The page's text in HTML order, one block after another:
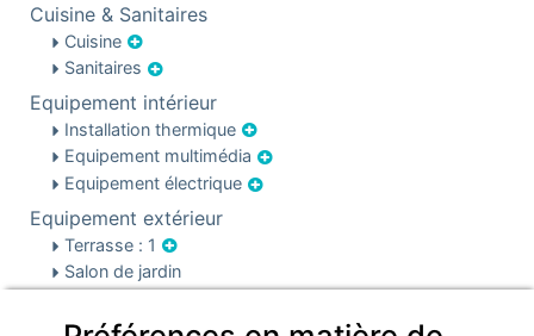
Cuisine & Sanitaires
Cuisine
Sanitaires
Equipement intérieur
Installation thermique
Equipement multimédia
Equipement électrique
Equipement extérieur
Terrasse : 1
Salon de jardin
Chaises de jardin
Sécurité & parking